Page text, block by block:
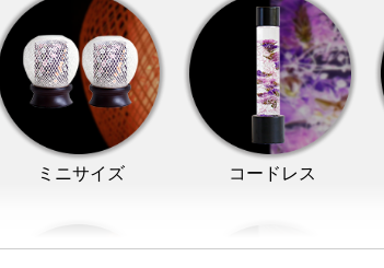
ミニサイズ コードレス